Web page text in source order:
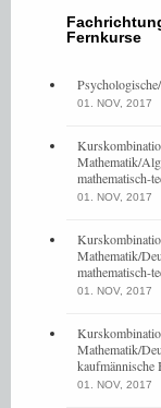
Fernkurse
01. NOV, 2017
Mathematik/
mathematisch-
01. NOV, 2017
Mathematik/
mathematisch-
01. NOV, 2017
Mathematik/
kaufmännische
01. NOV, 2017